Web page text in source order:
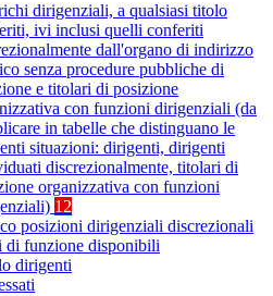
dirigenziali, a qualsiasi titolo
ivi inclusi quelli conferiti
dall'organo di indirizzo
senza procedure pubbliche di
e titolari di posizione
con funzioni dirigenziali (da
in tabelle che distinguano le
situazioni: dirigenti, dirigenti
discrezionalmente, titolari di
organizzativa con funzioni
12
posizioni dirigenziali discrezionali
di funzione disponibili
dirigenti